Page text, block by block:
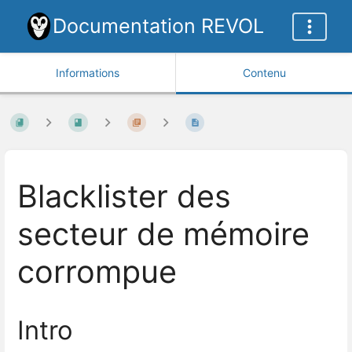
Documentation REVOL
Informations Contenu
Blacklister des
secteur de mémoire
corrompue
Intro